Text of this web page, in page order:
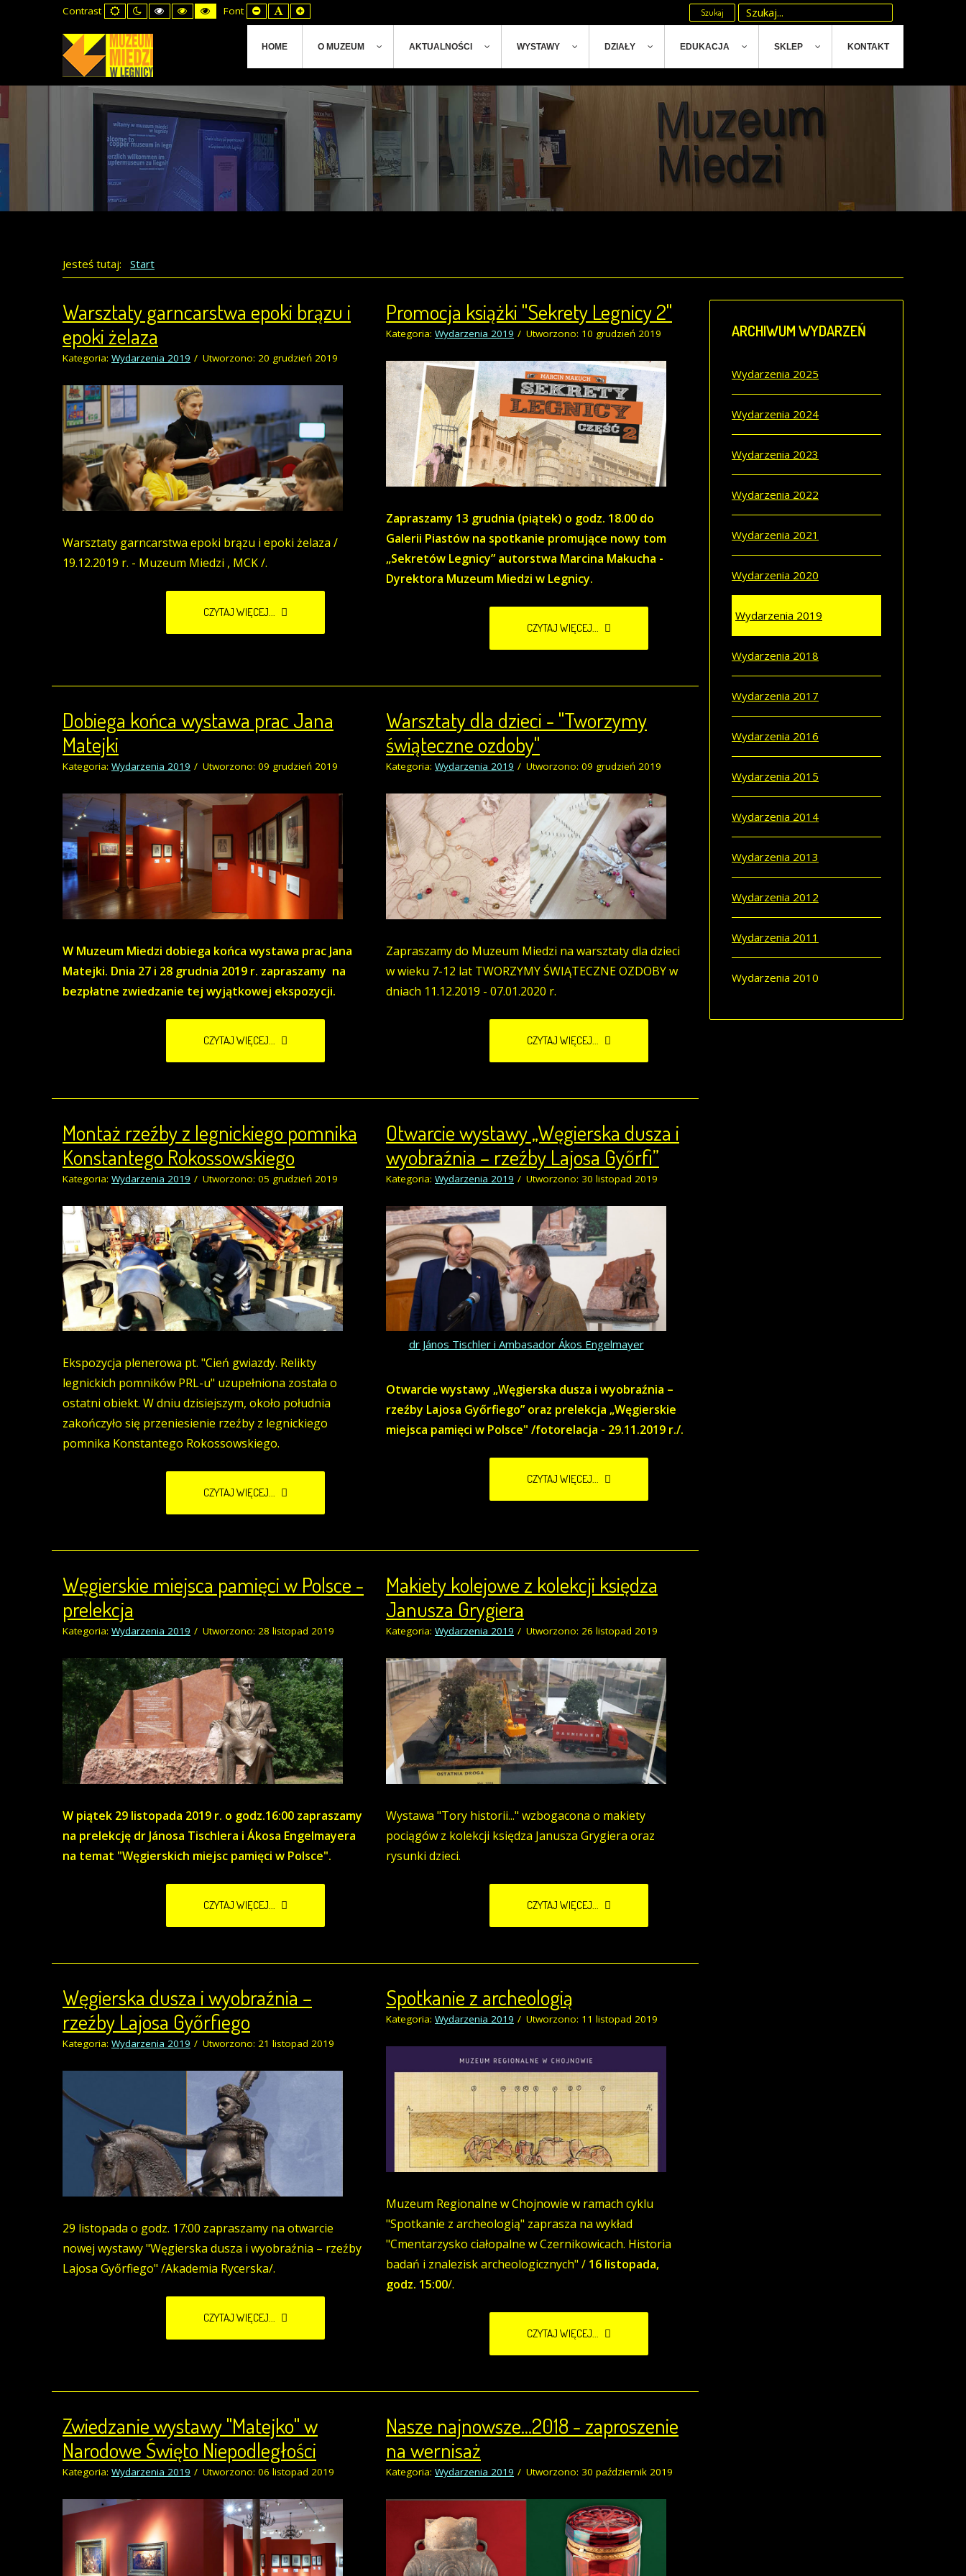
Contrast Default
mode
Night
mode
High
Contrast
High
Contrast
High
Contrast
Font Set
Smaller
Font
Set
Default
Font
Set
Larger
Font
Szukaj
HOME O MUZEUM AKTUALNOŚCI WYSTAWY DZIAŁY EDUKACJA SKLEP KONTAKT
Jesteś tutaj: Start
Warsztaty garncarstwa epoki brązu i
epoki żelaza
Kategoria: Wydarzenia 2019 Utworzono: 20 grudzień 2019
Warsztaty garncarstwa epoki brązu i epoki żelaza /
19.12.2019 r. - Muzeum Miedzi , MCK /.
CZYTAJ WIĘCEJ...
Promocja książki "Sekrety Legnicy 2"
Kategoria: Wydarzenia 2019 Utworzono: 10 grudzień 2019
Zapraszamy 13 grudnia (piątek) o godz. 18.00 do
Galerii Piastów na spotkanie promujące nowy tom
„Sekretów Legnicy” autorstwa Marcina Makucha -
Dyrektora Muzeum Miedzi w Legnicy.
CZYTAJ WIĘCEJ...
Dobiega końca wystawa prac Jana
Matejki
Kategoria: Wydarzenia 2019 Utworzono: 09 grudzień 2019
W Muzeum Miedzi dobiega końca wystawa prac Jana
Matejki. Dnia 27 i 28 grudnia 2019 r. zapraszamy na
bezpłatne zwiedzanie tej wyjątkowej ekspozycji.
CZYTAJ WIĘCEJ...
Warsztaty dla dzieci - "Tworzymy
świąteczne ozdoby"
Kategoria: Wydarzenia 2019 Utworzono: 09 grudzień 2019
Zapraszamy do Muzeum Miedzi na warsztaty dla dzieci
w wieku 7-12 lat TWORZYMY ŚWIĄTECZNE OZDOBY w
dniach 11.12.2019 - 07.01.2020 r.
CZYTAJ WIĘCEJ...
Montaż rzeźby z legnickiego pomnika
Konstantego Rokossowskiego
Kategoria: Wydarzenia 2019 Utworzono: 05 grudzień 2019
Ekspozycja plenerowa pt. "Cień gwiazdy. Relikty
legnickich pomników PRL-u" uzupełniona została o
ostatni obiekt. W dniu dzisiejszym, około południa
zakończyło się przeniesienie rzeźby z legnickiego
pomnika Konstantego Rokossowskiego.
CZYTAJ WIĘCEJ...
Otwarcie wystawy „Węgierska dusza i
wyobraźnia – rzeźby Lajosa Győrfi”
Kategoria: Wydarzenia 2019 Utworzono: 30 listopad 2019
dr János Tischler i Ambasador Ákos Engelmayer
Otwarcie wystawy „Węgierska dusza i wyobraźnia –
rzeźby Lajosa Győrfiego” oraz prelekcja „Węgierskie
miejsca pamięci w Polsce" /fotorelacja - 29.11.2019 r./.
CZYTAJ WIĘCEJ...
Węgierskie miejsca pamięci w Polsce -
prelekcja
Kategoria: Wydarzenia 2019 Utworzono: 28 listopad 2019
W piątek 29 listopada 2019 r. o godz.16:00 zapraszamy
na prelekcję dr Jánosa Tischlera i Ákosa Engelmayera
na temat "Węgierskich miejsc pamięci w Polsce".
CZYTAJ WIĘCEJ...
Makiety kolejowe z kolekcji księdza
Janusza Grygiera
Kategoria: Wydarzenia 2019 Utworzono: 26 listopad 2019
Wystawa "Tory historii..." wzbogacona o makiety
pociągów z kolekcji księdza Janusza Grygiera oraz
rysunki dzieci.
CZYTAJ WIĘCEJ...
Węgierska dusza i wyobraźnia –
rzeźby Lajosa Győrfiego
Kategoria: Wydarzenia 2019 Utworzono: 21 listopad 2019
29 listopada o godz. 17:00 zapraszamy na otwarcie
nowej wystawy "Węgierska dusza i wyobraźnia – rzeźby
Lajosa Győrfiego" /Akademia Rycerska/.
CZYTAJ WIĘCEJ...
Spotkanie z archeologią
Kategoria: Wydarzenia 2019 Utworzono: 11 listopad 2019
Muzeum Regionalne w Chojnowie w ramach cyklu
"Spotkanie z archeologią" zaprasza na wykład
"Cmentarzysko ciałopalne w Czernikowicach. Historia
badań i znalezisk archeologicznych" / 16 listopada,
godz. 15:00/.
CZYTAJ WIĘCEJ...
Zwiedzanie wystawy "Matejko" w
Narodowe Święto Niepodległości
Kategoria: Wydarzenia 2019 Utworzono: 06 listopad 2019
Nasze najnowsze...2018 - zaproszenie
na wernisaż
Kategoria: Wydarzenia 2019 Utworzono: 30 październik 2019
ARCHIWUMWYDARZEŃ
Wydarzenia 2025
Wydarzenia 2024
Wydarzenia 2023
Wydarzenia 2022
Wydarzenia 2021
Wydarzenia 2020
Wydarzenia 2019
Wydarzenia 2018
Wydarzenia 2017
Wydarzenia 2016
Wydarzenia 2015
Wydarzenia 2014
Wydarzenia 2013
Wydarzenia 2012
Wydarzenia 2011
Wydarzenia 2010